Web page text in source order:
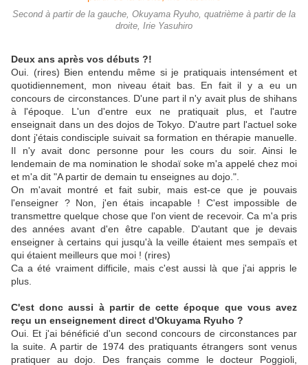
Second à partir de la gauche, Okuyama Ryuho, quatrième à partir de la
droite, Irie Yasuhiro
Deux ans après vos débuts ?!
Oui. (rires) Bien entendu même si je pratiquais intensément et
quotidiennement, mon niveau était bas. En fait il y a eu un
concours de circonstances. D'une part il n'y avait plus de shihans
à l'époque. L'un d'entre eux ne pratiquait plus, et l'autre
enseignait dans un des dojos de Tokyo. D'autre part l'actuel soke
dont j'étais condisciple suivait sa formation en thérapie manuelle.
Il n'y avait donc personne pour les cours du soir. Ainsi le
lendemain de ma nomination le shodaï soke m'a appelé chez moi
et m'a dit "A partir de demain tu enseignes au dojo.".
On m'avait montré et fait subir, mais est-ce que je pouvais
l'enseigner ? Non, j'en étais incapable ! C'est impossible de
transmettre quelque chose que l'on vient de recevoir. Ca m'a pris
des années avant d'en être capable. D'autant que je devais
enseigner à certains qui jusqu'à la veille étaient mes sempaïs et
qui étaient meilleurs que moi ! (rires)
Ca a été vraiment difficile, mais c'est aussi là que j'ai appris le
plus.
C'est donc aussi à partir de cette époque que vous avez
reçu un enseignement direct d'Okuyama Ryuho ?
Oui. Et j'ai bénéficié d'un second concours de circonstances par
la suite. A partir de 1974 des pratiquants étrangers sont venus
pratiquer au dojo. Des français comme le docteur Poggioli,